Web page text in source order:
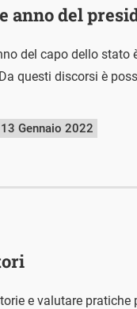
anno del
del capo dello stato
questi discorsi è
Gennaio 2022
e valutare